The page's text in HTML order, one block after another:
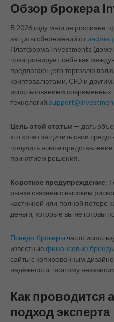
Обзор брокера
В 2026 году многие россияне
защиты сбережений от
Платформа Investments
позиционирует себя как
предлагающего торговлю
криптовалютами, CFD и
использованием современных
технологий.
Цель этой статьи — дать
кто хочет защитить свои
получить ясное
принятием решения.
Короткое предупреждение:
рынке связана с высоким
частичной или полной потере
деньги, которые вы не готовы
Псевдо-брокеры часто
известные финансовые бренды
сайты с копированным
надёжности, поэтому
Как проводится
подход эксперта